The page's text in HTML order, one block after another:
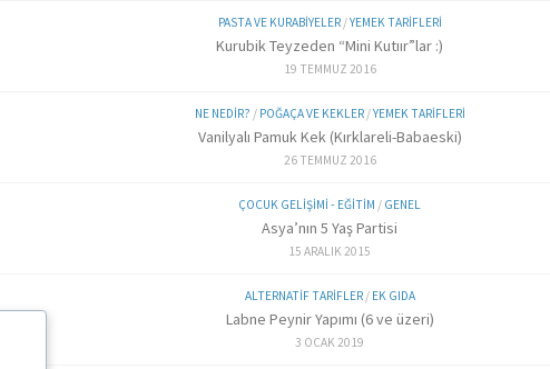
PASTA VE KURABIYELER/YEMEK TARIFLERI
Kurubik Teyzeden “Mini Kutıır”lar :)
19 TEMMUZ 2016
NE NEDIR? / POĞAÇA VE KEKLER/YEMEK TARIFLERI
Vanilyalı Pamuk Kek (Kırklareli-Babaeski)
26 TEMMUZ 2016
ÇOCUK GELIŞIMI - EĞITIM / GENEL
Asya’nın 5 Yaş Partisi
15 ARALIK 2015
ALTERNATIF TARIFLER/ EK GIDA
Labne Peynir Yapımı (6 ve üzeri)
3 OCAK 2019